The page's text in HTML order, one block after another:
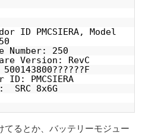
ID PMCSIERA, Model
Number: 250
Version: RevC
500143800??????F
ID: PMCSIERA
SRC 8x6G
てるとか、バッテリーモジュー